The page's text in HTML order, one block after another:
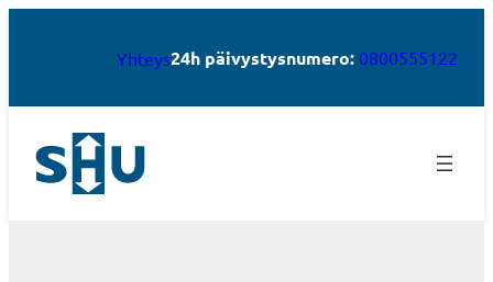
Yhteys24h päivystysnumero: 0800555122